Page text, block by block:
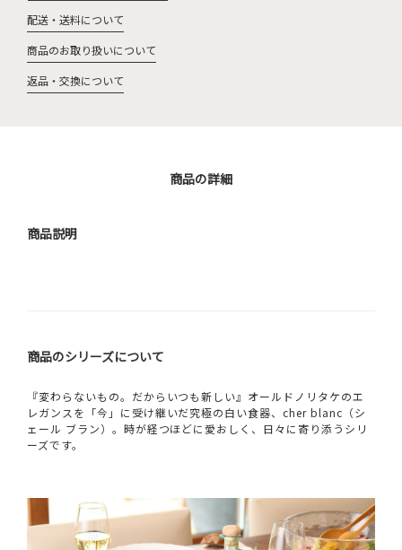
配送・送料について
商品のお取り扱いについて
返品・交換について
商品の詳細
商品説明
商品のシリーズについて
『変わらないもの。だからいつも新しい』オールドノリタケのエ
レガンスを「今」に受け継いだ究極の白い食器、cher blanc（シ
ェール ブラン）。時が経つほどに愛おしく、日々に寄り添うシリ
ーズです。